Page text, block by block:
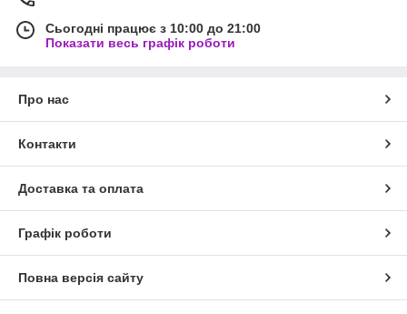
приємні на дотик.
домашніх умовах, але при цьому дуже гармонійно
Сьогодні працює з 10:00 до 21:00
Показати весь графік роботи
Про нас
Контакти
Доставка та оплата
Графік роботи
Повна версія сайту